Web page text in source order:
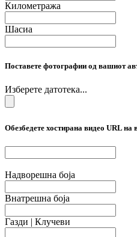
Километража
Шасиа
Поставете фотографии од вашиот
Изберете датотека...
Обезбедете хостирана видео URL
Надворешна боја
Внатрешна боја
Газди | Клучеви